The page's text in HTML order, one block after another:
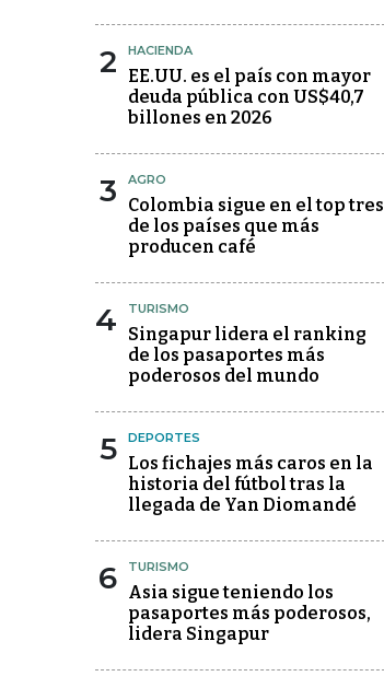
2 HACIENDA
EE.UU. es el país con mayor
deuda pública con US$40,7
billones en 2026
3 AGRO
Colombia sigue en el top tres
de los países que más
producen café
4 TURISMO
Singapur lidera el ranking
de los pasaportes más
poderosos del mundo
5 DEPORTES
Los fichajes más caros en la
historia del fútbol tras la
llegada de Yan Diomandé
6 TURISMO
Asia sigue teniendo los
pasaportes más poderosos,
lidera Singapur